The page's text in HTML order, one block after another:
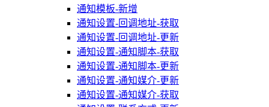
通知模板-新增
通知设置-回调地址-获取
通知设置-回调地址-更新
通知设置-通知脚本-获取
通知设置-通知脚本-更新
通知设置-通知媒介-更新
通知设置-通知媒介-获取